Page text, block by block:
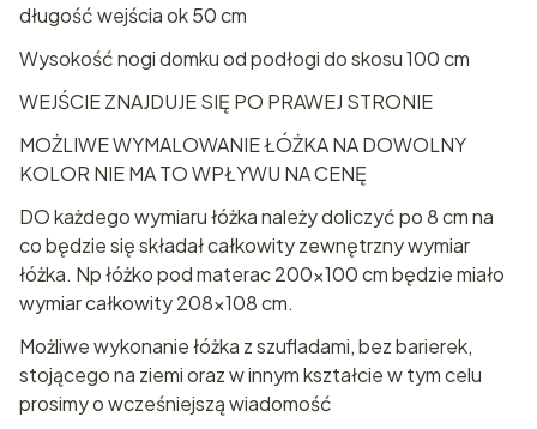
długość wejścia ok 50 cm
Wysokość nogi domku od podłogi do skosu 100 cm
WEJŚCIE ZNAJDUJE SIĘ PO PRAWEJ STRONIE
MOŻLIWE WYMALOWANIE ŁÓŻKA NA DOWOLNY
KOLOR NIE MA TO WPŁYWU NA CENĘ
DO każdego wymiaru łóżka należy doliczyć po 8 cm na
co będzie się składał całkowity zewnętrzny wymiar
łóżka. Np łóżko pod materac 200x100 cm będzie miało
wymiar całkowity 208x108 cm.
Możliwe wykonanie łóżka z szufladami, bez barierek,
stojącego na ziemi oraz w innym kształcie w tym celu
prosimy o wcześniejszą wiadomość